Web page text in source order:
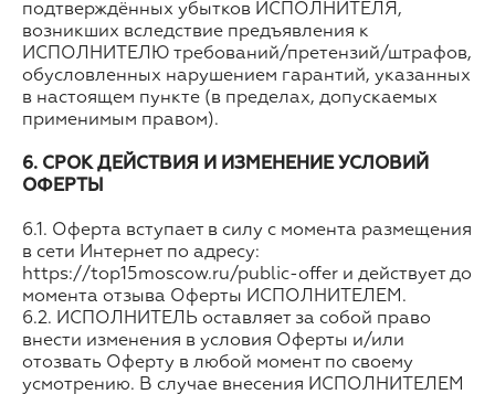
подтверждённых убытков ИСПОЛНИТЕЛЯ,
возникших вследствие предъявления к
ИСПОЛНИТЕЛЮ требований/претензий/штрафов,
обусловленных нарушением гарантий, указанных
в настоящем пункте (в пределах, допускаемых
применимым правом).
6. СРОК ДЕЙСТВИЯ И ИЗМЕНЕНИЕ УСЛОВИЙ
ОФЕРТЫ
6.1. Оферта вступает в силу с момента размещения
в сети Интернет по адресу:
https://top15moscow.ru/public-offer и действует до
момента отзыва Оферты ИСПОЛНИТЕЛЕМ.
6.2. ИСПОЛНИТЕЛЬ оставляет за собой право
внести изменения в условия Оферты и/или
отозвать Оферту в любой момент по своему
усмотрению. В случае внесения ИСПОЛНИТЕЛЕМ